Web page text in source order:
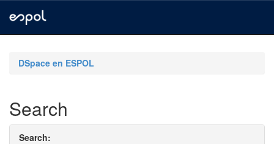
navigationDSpace en ESPOL
Search
Search: